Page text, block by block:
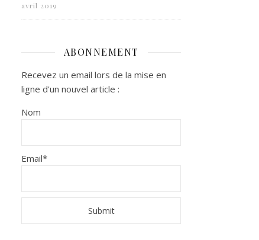
avril 2019
ABONNEMENT
Recevez un email lors de la mise en
ligne d'un nouvel article :
Nom
Email*